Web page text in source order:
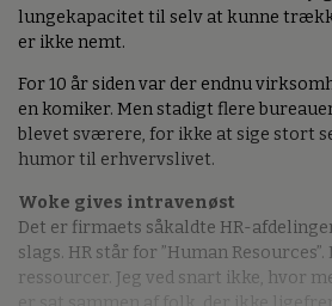
lungekapacitet til selv at kunne
er ikke nemt.
For 10 år siden var der endnu
en komiker. Men stadigt flere
blevet sværere, for ikke at sige stort
humor til erhvervslivet.
Woke gives intravenøst
Det er firmaets såkaldte HR-
slags. HR står for ”Human
ressourcer. Jeg ved snart ikke, hvor